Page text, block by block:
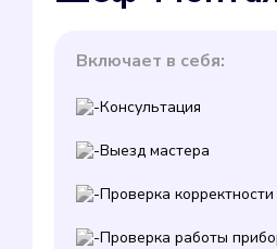
Включает в себя:
Консультация
Выезд мастера
Проверка
Проверка работы